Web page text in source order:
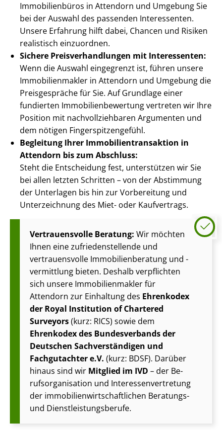
Immobilienbüros in Attendorn und Umgebung Sie
bei der Auswahl des passenden Interessenten.
Unsere Erfahrung hilft dabei, Chancen und Risiken
realistisch einzuordnen.
Sichere Preis­ver­hand­lun­gen mit Interessenten:
Wenn die Auswahl eingegrenzt ist, führen unsere
Im­mo­bi­li­en­mak­ler in Attendorn und Umgebung die
Preisgespräche für Sie. Auf Grundlage einer
fundierten Im­mo­bi­li­en­be­wer­tung vertreten wir Ihre
Position mit nach­voll­zieh­ba­ren Argumenten und
dem nötigen Fin­ger­spit­zen­ge­fühl.
Begleitung Ihrer Im­mo­bi­li­en­trans­ak­ti­on in
Attendorn bis zum Abschluss:
Steht die Entscheidung fest, unterstützen wir Sie
bei allen letzten Schritten – von der Abstimmung
der Unterlagen bis hin zur Vorbereitung und
Unterzeichnung des Miet- oder Kaufvertrags.
Vertrauensvolle Beratung: Wir möchten
Ihnen eine zu­frie­den­stel­len­de und
vertrauensvolle Im­mo­bi­li­en­be­ra­tung und -
vermittlung bieten. Deshalb verpflichten
sich unsere Im­mo­bi­li­en­mak­ler für
Attendorn zur Einhaltung des Ehrenkodex
der Royal Institution of Chartered
Surveyors(kurz: RICS) sowie dem
Ehrenkodex des Bundesverbands der
Deutschen Sach­ver­stän­di­gen und
Fachgutachter e.V. (kurz: BDSF). Darüber
hinaus sind wir Mitglied im IVD – der Be­
rufs­or­ga­ni­sa­ti­on und In­ter­es­sen­ver­tre­tung
der im­mo­bi­li­en­wirt­schaft­li­chen Beratungs-
und Dienst­leis­tungs­be­ru­fe.